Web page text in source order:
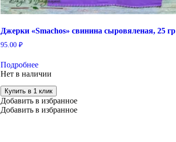
Джерки «Smachos» свинина сыровяленая, 25 гр
95.00 ₽
Подробнее
Нет в наличии
Купить в 1 клик
Добавить в избранное
Добавить в избранное